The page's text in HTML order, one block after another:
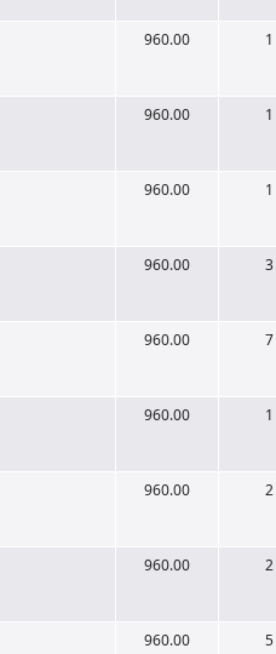
960.00 1
960.00 1
960.00 1
960.00 3
960.00 7
960.00 1
960.00 2
960.00 2
960.00 5